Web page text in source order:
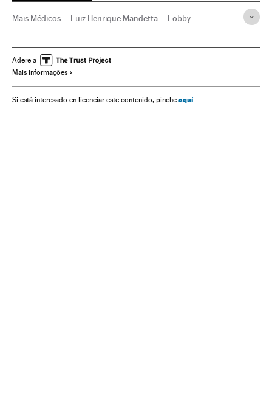
Mais Médicos Luiz Henrique Mandetta Lobby
Presidente Brasil Presidência Brasil
Governo
América do Sul América Latina Administração Estado
Adere a
Mais informações
Si está interesado en licenciar este contenido, pinche aquí